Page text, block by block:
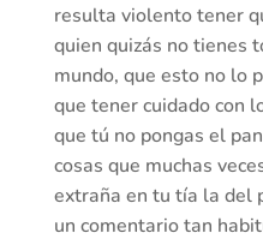
resulta violento tener
quien quizás no tienes
mundo, que esto no lo
que tener cuidado con
que tú no pongas el
cosas que muchas
extraña en tu tía la del
un comentario tan